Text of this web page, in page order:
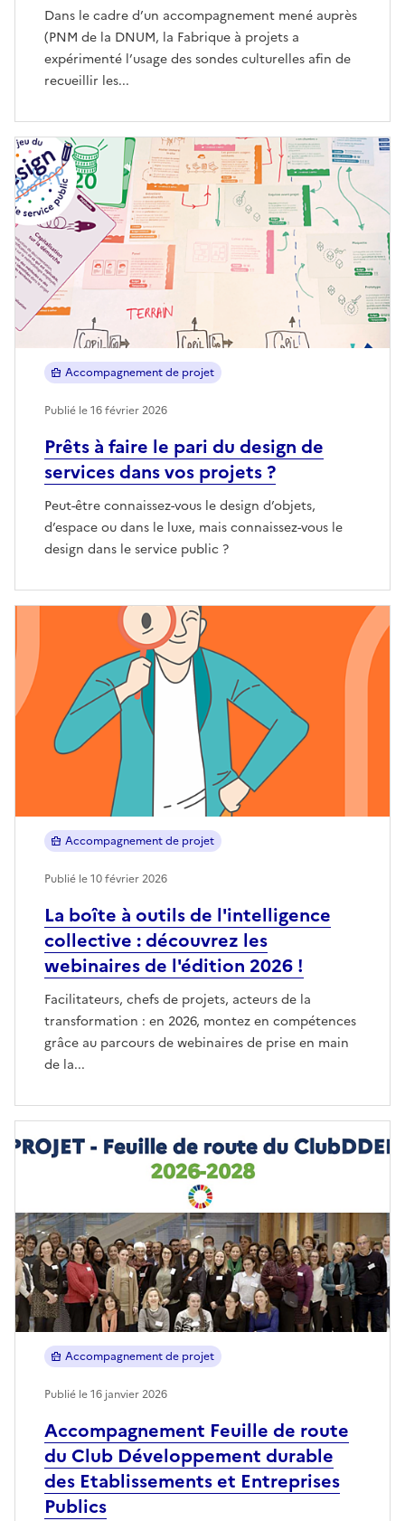
Dans le cadre d’un accompagnement mené auprès
(PNM de la DNUM, la Fabrique à projets a
expérimenté l’usage des sondes culturelles afin de
recueillir les...
Prêts à faire le pari du design de
services dans vos projets ?
Peut-être connaissez-vous le design d’objets,
d’espace ou dans le luxe, mais connaissez-vous le
design dans le service public ?
Accompagnement de projet
Publié le 16 février 2026
La boîte à outils de l'intelligence
collective : découvrez les
webinaires de l'édition 2026 !
Facilitateurs, chefs de projets, acteurs de la
transformation : en 2026, montez en compétences
grâce au parcours de webinaires de prise en main
de la...
Accompagnement de projet
Publié le 10 février 2026
Accompagnement Feuille de route
du Club Développement durable
des Etablissements et Entreprises
Publics
Accompagnement de projet
Publié le 16 janvier 2026